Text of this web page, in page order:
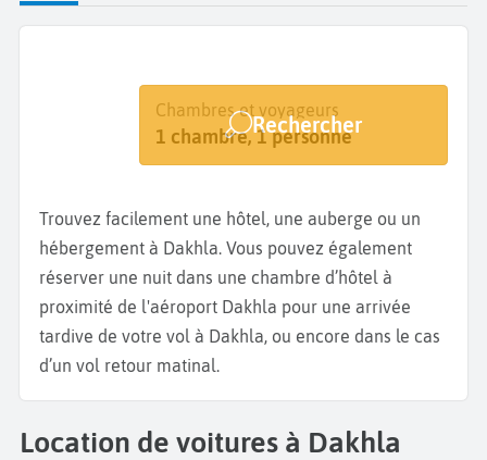
Destination
Dakhla
Dates
Dates de votre séjour
Chambres et voyageurs
1 chambre, 1 personne
Rechercher
Trouvez facilement une hôtel, une auberge ou un
hébergement à Dakhla. Vous pouvez également
réserver une nuit dans une chambre d’hôtel à
proximité de l'aéroport Dakhla pour une arrivée
tardive de votre vol à Dakhla, ou encore dans le cas
d’un vol retour matinal.
Location de voitures à Dakhla